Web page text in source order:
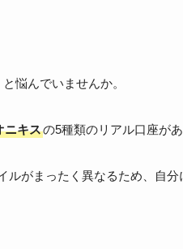
悩んでいませんか。
ニキスの5種類のリアル口座があ
ルがまったく異なるため、自分